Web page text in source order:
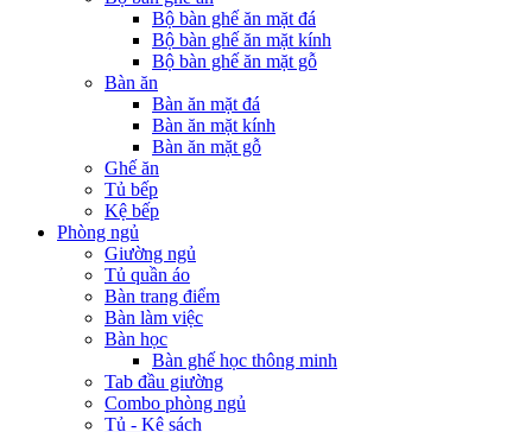
Bộ bàn ghế ăn mặt đá
Bộ bàn ghế ăn mặt kính
Bộ bàn ghế ăn mặt gỗ
Bàn ăn
Bàn ăn mặt đá
Bàn ăn mặt kính
Bàn ăn mặt gỗ
Ghế ăn
Tủ bếp
Kệ bếp
Phòng ngủ
Giường ngủ
Tủ quần áo
Bàn trang điểm
Bàn làm việc
Bàn học
Bàn ghế học thông minh
Tab đầu giường
Combo phòng ngủ
Tủ - Kệ sách